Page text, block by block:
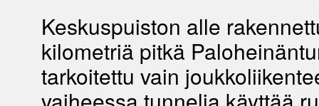
Keskuspuiston alle
kilometriä pitkä
tarkoitettu vain